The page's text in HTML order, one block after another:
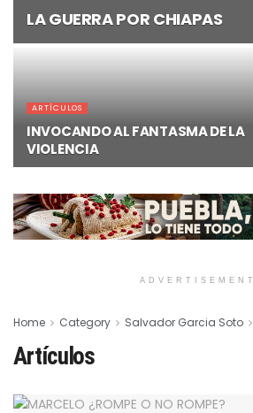
LA GUERRA POR CHIAPAS
ARTÍCULOS
INVOCANDO AL FANTASMA DE LA
VIOLENCIA
ADVERTISEMENT
Home Category Salvador Garcia Soto
Artículos